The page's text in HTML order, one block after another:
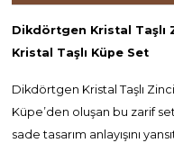
Dikdörtgen Kristal Taşlı
Kristal Taşlı Küpe Set
Dikdörtgen Kristal Taşlı
Küpe’den oluşan bu zarif
sade tasarım anlayışını